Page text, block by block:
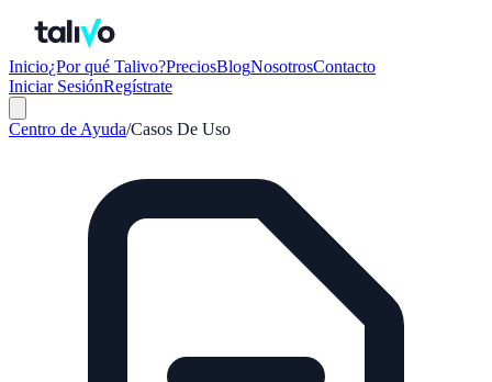
Inicio¿Por qué Talivo?PreciosBlogNosotrosContacto
Iniciar SesiónRegístrate
Centro de Ayuda/Casos De Uso